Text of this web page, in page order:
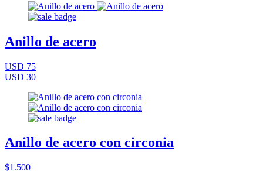
Anillo de acero
USD 75
USD 30
Anillo de acero con circonia
$1.500